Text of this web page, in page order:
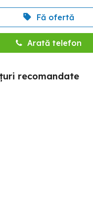
Fă ofertă
Arată telefon
recomandate